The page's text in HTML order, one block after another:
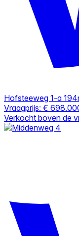
Hofsteeweg 1-a
Vraagprijs: €
Verkocht boven de